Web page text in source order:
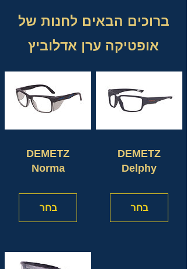
ברוכים הבאים לחנות של
אופטיקה ערן אדלוביץ
DEMETZ
Norma
בחר
DEMETZ
Delphy
בחר